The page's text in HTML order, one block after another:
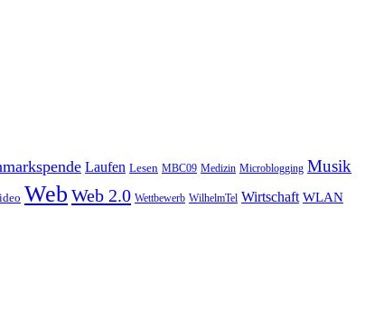
Laufen Lesen MBC09 Medizin Microblogging Musik
Web Web 2.0 Wettbewerb WilhelmTel Wirtschaft WLAN